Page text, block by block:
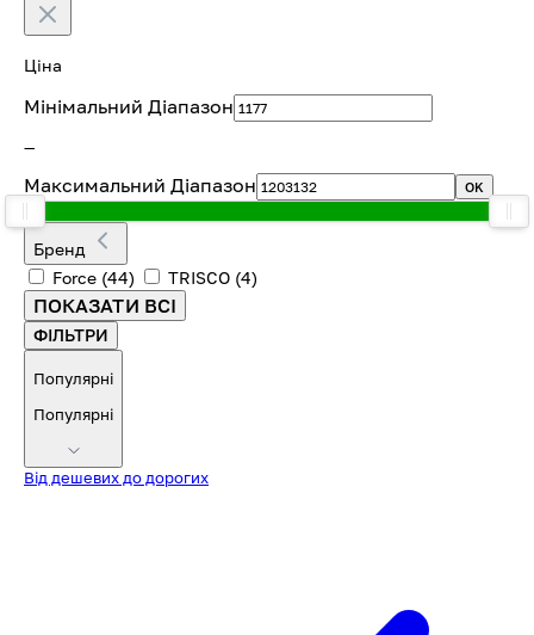
Ціна
Мінімальний Діапазон
—
Максимальний Діапазон OK
Бренд
Force (44) TRISCO (4)
ПОКАЗАТИ ВСІ
ФІЛЬТРИ
Популярні
Популярні
Від дешевих до дорогих